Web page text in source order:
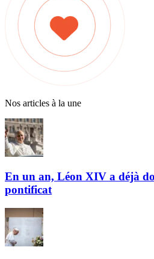
Nos articles à la une
En un an, Léon XIV a déjà
pontificat